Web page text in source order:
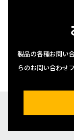
製品の各種お問い
らのお問い合わせ